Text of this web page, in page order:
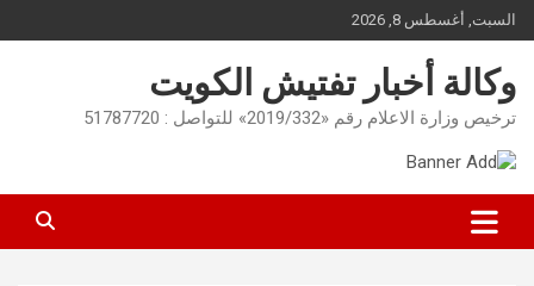
Skip
to
content
السبت, أغسطس 8, 2026
وكالة أخبار تفتيش الكويت
ترخيص وزارة الاعلام رقم «2019/332» للتواصل : 51787720